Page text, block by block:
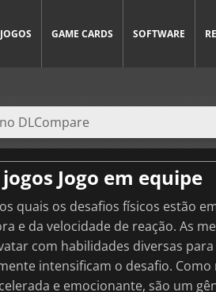
JOGOS GAME CARDS SOFTWARE
Jogo em equipe
quais os desafios físicos estão
e da velocidade de reação. As
com habilidades diversas
intensificam o desafio.
e emocionante, são um